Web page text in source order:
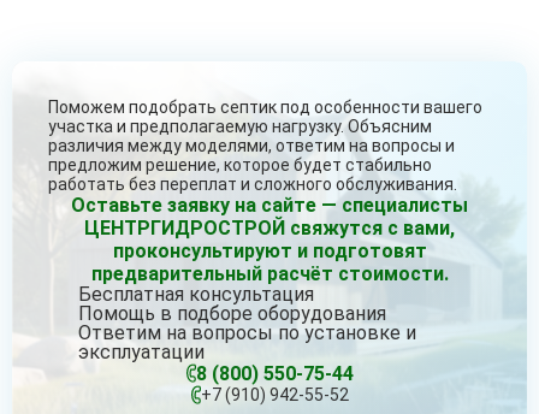
Поможем подобрать септик под особенности вашего
участка и предполагаемую нагрузку. Объясним
различия между моделями, ответим на вопросы и
предложим решение, которое будет стабильно
работать без переплат и сложного обслуживания.
Оставьте заявку на сайте — специалисты
ЦЕНТРГИДРОСТРОЙ свяжутся с вами,
проконсультируют и подготовят
предварительный расчёт стоимости.
Бесплатная консультация
Помощь в подборе оборудования
Ответим на вопросы по установке и
эксплуатации
8 (800) 550-75-44
+7 (910) 942-55-52